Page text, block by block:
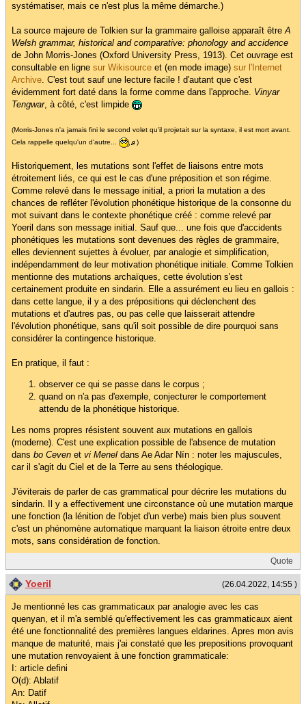
systématiser, mais ce n'est plus la même démarche.)
La source majeure de Tolkien sur la grammaire galloise apparaît êtreA
Welsh grammar, historical and comparative: phonology and accidence
de John Morris-Jones (Oxford University Press, 1913). Cet ouvrage est
consultable en ligne sur Wikisource et (en mode image) sur l'Internet
Archive. C'est tout sauf une lecture facile ! d'autant que c'est
évidemment fort daté dans la forme comme dans l'approche. Vinyar
Tengwar, à côté, c'est limpide
(Morris-Jones n'a jamais fini le second volet qu'il projetait sur la syntaxe, il est mort avant.
Cela rappelle quelqu'un d'autre...
)
Historiquement, les mutations sont l'effet de liaisons entre mots
étroitement liés, ce qui est le cas d'une préposition et son régime.
Comme relevé dans le message initial, a priori la mutation a des
chances de refléter l'évolution phonétique historique de la consonne du
mot suivant dans le contexte phonétique créé : comme relevé par
Yoeril dans son message initial. Sauf que... une fois que d'accidents
phonétiques les mutations sont devenues des règles de grammaire,
elles deviennent sujettes à évoluer, par analogie et simplification,
indépendamment de leur motivation phonétique initiale. Comme Tolkien
mentionne des mutations archaïques, cette évolution s'est
certainement produite en sindarin. Elle a assurément eu lieu en gallois :
dans cette langue, il y a des prépositions qui déclenchent des
mutations et d'autres pas, ou pas celle que laisserait attendre
l'évolution phonétique, sans qu'il soit possible de dire pourquoi sans
considérer la contingence historique.
En pratique, il faut :
observer ce qui se passe dans le corpus ;
quand on n'a pas d'exemple, conjecturer le comportement
attendu de la phonétique historique.
Les noms propres résistent souvent aux mutations en gallois
(moderne). C'est une explication possible de l'absence de mutation
dans bo Ceven et vi Menel dans Ae Adar Nín : noter les majuscules,
car il s'agit du Ciel et de la Terre au sens théologique.
J'éviterais de parler de cas grammatical pour décrire les mutations du
sindarin. Il y a effectivement une circonstance où une mutation marque
une fonction (la lénition de l'objet d'un verbe) mais bien plus souvent
c'est un phénomène automatique marquant la liaison étroite entre deux
mots, sans considération de fonction.
Quote
(26.04.2022, 14:55 )
Yoeril
Je mentionné les cas grammaticaux par analogie avec les cas
quenyan, et il m'a semblé qu'effectivement les cas grammaticaux aient
été une fonctionnalité des premières langues eldarines. Apres mon avis
manque de maturité, mais j'ai constaté que les prepositions provoquant
une mutation renvoyaient à une fonction grammaticale:
I: article defini
O(d): Ablatif
An: Datif